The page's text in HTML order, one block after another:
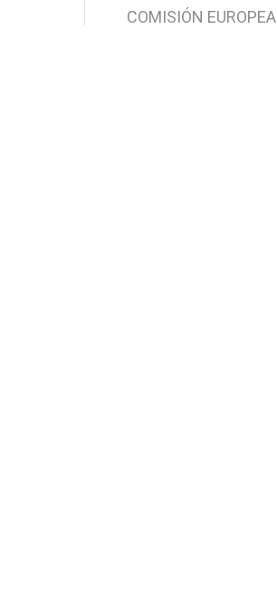
COMISIÓN EUROPEA